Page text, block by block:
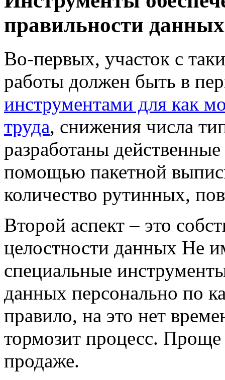
правильности
Во-первых, участок с
работы должен быть в
инструментами для как
труда, снижения числа
разработаны
помощью пакетной
количество рутинных,
Второй аспект – это
целостности данных Не
специальные
данных персонально по
правило, на это нет
тормозит процесс. Проще
продаже.